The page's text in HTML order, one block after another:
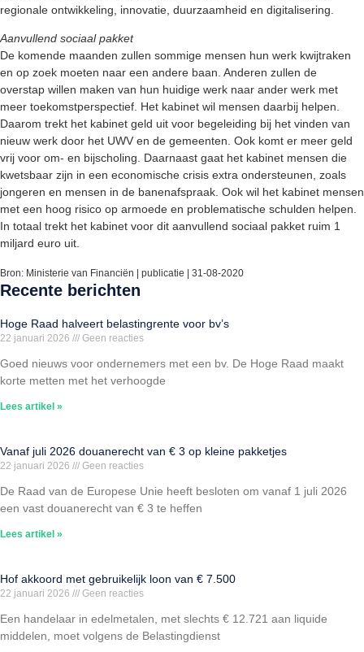
regionale ontwikkeling, innovatie, duurzaamheid en digitalisering.
Aanvullend sociaal pakket
De komende maanden zullen sommige mensen hun werk kwijtraken
en op zoek moeten naar een andere baan. Anderen zullen de
overstap willen maken van hun huidige werk naar ander werk met
meer toekomstperspectief. Het kabinet wil mensen daarbij helpen.
Daarom trekt het kabinet geld uit voor begeleiding bij het vinden van
nieuw werk door het UWV en de gemeenten. Ook komt er meer geld
vrij voor om- en bijscholing. Daarnaast gaat het kabinet mensen die
kwetsbaar zijn in een economische crisis extra ondersteunen, zoals
jongeren en mensen in de banenafspraak. Ook wil het kabinet mensen
met een hoog risico op armoede en problematische schulden helpen.
In totaal trekt het kabinet voor dit aanvullend sociaal pakket ruim 1
miljard euro uit.
Bron: Ministerie van Financiën | publicatie | 31-08-2020
Recente berichten
Hoge Raad halveert belastingrente voor bv’s
22 januari 2026 Geen reacties
Goed nieuws voor ondernemers met een bv. De Hoge Raad maakt
korte metten met het verhoogde
Lees artikel »
Vanaf juli 2026 douanerecht van € 3 op kleine pakketjes
22 januari 2026 Geen reacties
De Raad van de Europese Unie heeft besloten om vanaf 1 juli 2026
een vast douanerecht van € 3 te heffen
Lees artikel »
Hof akkoord met gebruikelijk loon van € 7.500
22 januari 2026 Geen reacties
Een handelaar in edelmetalen, met slechts € 12.721 aan liquide
middelen, moet volgens de Belastingdienst